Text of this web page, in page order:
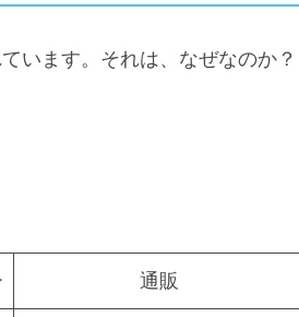
います。それは、なぜなのか？
通販